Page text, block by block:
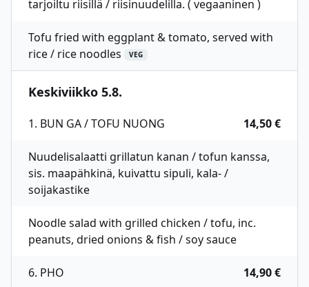
tarjoiltu riisillä / riisinuudelilla. ( vegaaninen )
Tofu fried with eggplant & tomato, served with
rice / rice noodles
VEG
Keskiviikko 5.8.
1. BUN GA / TOFU NUONG 14,50 €
Nuudelisalaatti grillatun kanan / tofun kanssa,
sis. maapähkinä, kuivattu sipuli, kala- /
soijakastike
Noodle salad with grilled chicken / tofu, inc.
peanuts, dried onions & fish / soy sauce
6. PHO 14,90 €